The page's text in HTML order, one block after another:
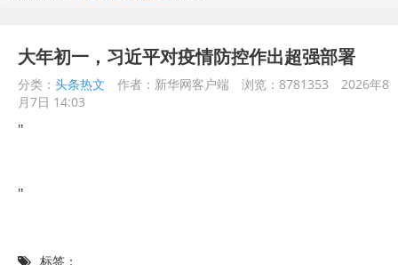
大年初一，习近平对疫情防控作出超强部署
分类： 头条热文 作者：新华网客户端 浏览：8781353
2026年8
月7日 14:03
"
"
标签：